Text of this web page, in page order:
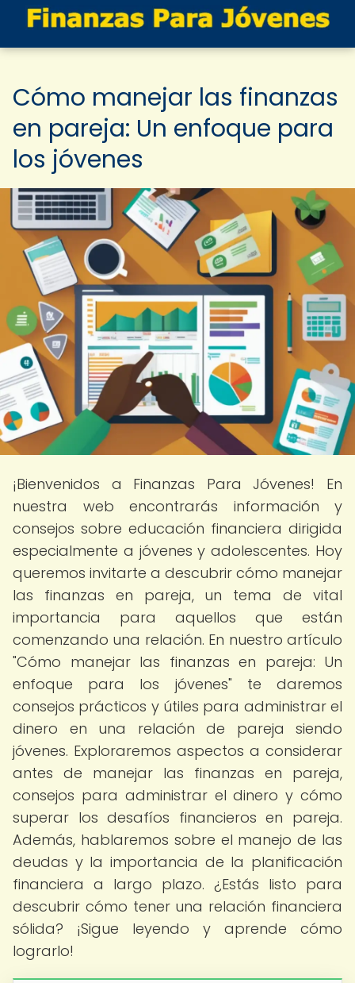
Cómo manejar las finanzas
en pareja: Un enfoque para
los jóvenes
¡Bienvenidos a Finanzas Para Jóvenes! En
nuestra web encontrarás información y
consejos sobre educación financiera dirigida
especialmente a jóvenes y adolescentes. Hoy
queremos invitarte a descubrir cómo manejar
las finanzas en pareja, un tema de vital
importancia para aquellos que están
comenzando una relación. En nuestro artículo
"Cómo manejar las finanzas en pareja: Un
enfoque para los jóvenes" te daremos
consejos prácticos y útiles para administrar el
dinero en una relación de pareja siendo
jóvenes. Exploraremos aspectos a considerar
antes de manejar las finanzas en pareja,
consejos para administrar el dinero y cómo
superar los desafíos financieros en pareja.
Además, hablaremos sobre el manejo de las
deudas y la importancia de la planificación
financiera a largo plazo. ¿Estás listo para
descubrir cómo tener una relación financiera
sólida? ¡Sigue leyendo y aprende cómo
lograrlo!